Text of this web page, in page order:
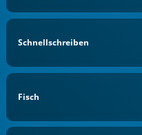
Schnellschreiben
Fisch